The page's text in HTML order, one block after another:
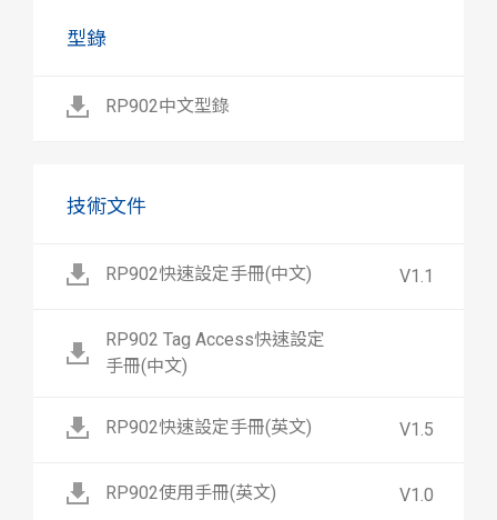
型錄
RP902中文型錄
技術文件
RP902快速設定手冊(中文) V1.1
RP902 Tag Access快速設定
手冊(中文)
RP902快速設定手冊(英文) V1.5
RP902使用手冊(英文) V1.0